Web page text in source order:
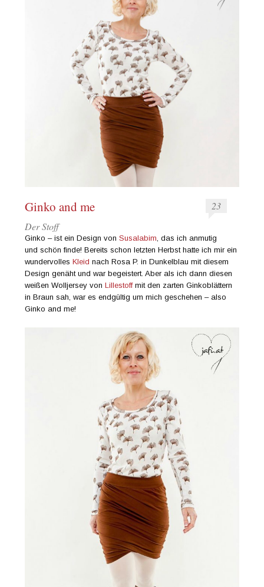
Ginko and me
23
Der Stoff
Ginko – ist ein Design vonSusalabim , das ich anmutig
und schön finde! Bereits schon letzten Herbst hatte ich mir ein
wundervollesKleid nach Rosa P. in Dunkelblau mit diesem
Design genäht und war begeistert. Aber als ich dann diesen
weißen Wolljersey vonLillestoffmit den zarten Ginkoblättern
in Braun sah, war es endgültig um mich geschehen – also
Ginko and me!